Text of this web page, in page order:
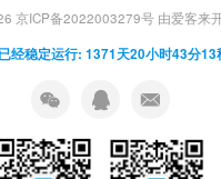
京ICP备2022003279号由爱客来
经稳定运行: 1371天20小时43分13